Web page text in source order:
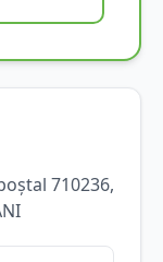
710236,